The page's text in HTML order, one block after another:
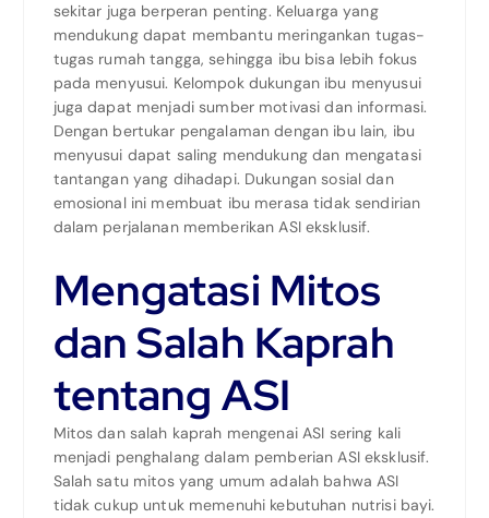
sekitar juga berperan penting. Keluarga yang
mendukung dapat membantu meringankan tugas-
tugas rumah tangga, sehingga ibu bisa lebih fokus
pada menyusui. Kelompok dukungan ibu menyusui
juga dapat menjadi sumber motivasi dan informasi.
Dengan bertukar pengalaman dengan ibu lain, ibu
menyusui dapat saling mendukung dan mengatasi
tantangan yang dihadapi. Dukungan sosial dan
emosional ini membuat ibu merasa tidak sendirian
dalam perjalanan memberikan ASI eksklusif.
Mengatasi Mitos
dan Salah Kaprah
tentang ASI
Mitos dan salah kaprah mengenai ASI sering kali
menjadi penghalang dalam pemberian ASI eksklusif.
Salah satu mitos yang umum adalah bahwa ASI
tidak cukup untuk memenuhi kebutuhan nutrisi bayi.